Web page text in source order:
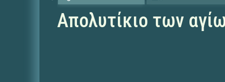
Απολυτίκιο των